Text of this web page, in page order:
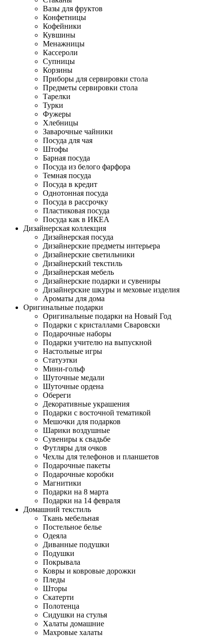
Вазы для фруктов
Конфетницы
Кофейники
Кувшины
Менажницы
Кассероли
Супницы
Корзины
Приборы для сервировки стола
Предметы сервировки стола
Тарелки
Турки
Фужеры
Хлебницы
Заварочные чайники
Посуда для чая
Штофы
Барная посуда
Посуда из белого фарфора
Темная посуда
Посуда в кредит
Однотонная посуда
Посуда в рассрочку
Пластиковая посуда
Посуда как в ИКЕА
Дизайнерская коллекция
Дизайнерская посуда
Дизайнерские предметы интерьера
Дизайнерские светильники
Дизайнерский текстиль
Дизайнерская мебель
Дизайнерские подарки и сувениры
Дизайнерские шкуры и меховые изделия
Ароматы для дома
Оригинальные подарки
Оригинальные подарки на Новый Год
Подарки с кристаллами Сваровски
Подарочные наборы
Подарки учителю на выпускной
Настольные игры
Статуэтки
Мини-гольф
Шуточные медали
Шуточные ордена
Обереги
Декоративные украшения
Подарки с восточной тематикой
Мешочки для подарков
Шарики воздушные
Сувениры к свадьбе
Футляры для очков
Чехлы для телефонов и планшетов
Подарочные пакеты
Подарочные коробки
Магнитики
Подарки на 8 марта
Подарки на 14 февраля
Домашний текстиль
Ткань мебельная
Постельное белье
Одеяла
Диванные подушки
Подушки
Покрывала
Ковры и ковровые дорожки
Пледы
Шторы
Скатерти
Полотенца
Сидушки на стулья
Халаты домашние
Махровые халаты